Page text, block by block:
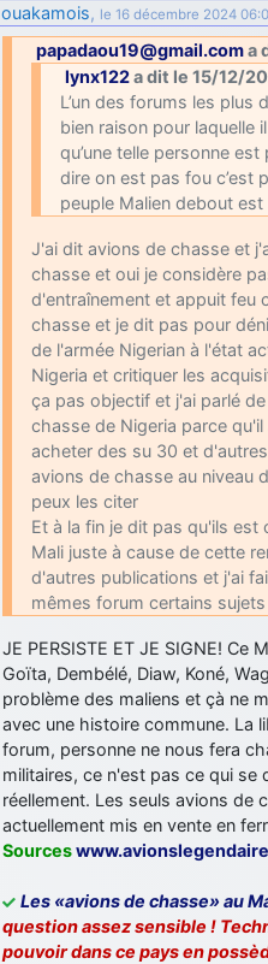
fox_50: Bonjour, certains
meeting de Lann Bihoué de 2026 ?
cachée dans les pins: Coucou
au site!
jericho: Bonne année et tous
little boy: je vous souhaite un
jericho: Merci D9pouces, à mon
et de bonnes fêtes de fin d'année.
d9pouces : Joyeux Noël à tous !
d9pouces
: mais tu peux tenter
comme le Prytanée dans la
d9pouces : C'est plutôt après le
scientifique, tu as donc encore
yaellerigolow: bonjour a tous je
passionnée par l'aviation militaire
le lycée pour s'orienter et
d9pouces: lesquels, par
mahmoud : bonsoir, très
d9pouces: Ça me casse quand
jericho: Pour moi tout est à
d9pouces: En espérant n’avoir
au passage !
d9pouces : j'ai trouvé un palliatif
un peu mieux
d9pouces: cette fois, c'est le
jericho: Ah ben je peux te
ouakamois, le 16 décembre 2024
papadaou19@gmail.coma
lynx122a dit le 15/12/
L’un des forums les
bien raison pour laquelle
qu’une telle personne
dire on est pas fou c’est
peuple Malien debout est
J'ai dit avions de chasse et
chasse et oui je considère
d'entraînement et appuit feu
chasse et je dit pas pour
de l'armée Nigerian à l'état
Nigeria et critiquer les
ça pas objectif et j'ai parlé
chasse de Nigeria parce
acheter des su 30 et
avions de chasse au niveau
peux les citer
Et à la fin je dit pas qu'ils
Mali juste à cause de cette
d'autres publications et j'ai
mêmes forum certains
JE PERSISTE ET JE SIGNE! Ce
Goïta, Dembélé, Diaw, Koné,
problème des maliens et çà ne
avec une histoire commune. La
forum, personne ne nous fera
militaires, ce n'est pas ce qui se
réellement. Les seuls avions de
actuellement mis en vente en
Sources
Les «avions de chasse» au
question assez sensible !
pouvoir dans ce pays en